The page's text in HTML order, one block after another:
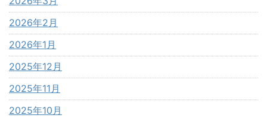
2026年2月
2026年1月
2025年12月
2025年11月
2025年10月